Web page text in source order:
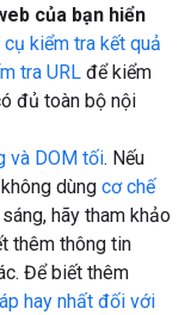
của bạn hiển
cụ kiểm tra kết quả
tra URL để kiểm
đủ toàn bộ nội
và DOM tối. Nếu
dùng cơ chế
hãy tham khảo
thêm thông tin
Để biết thêm
hay nhất đối với